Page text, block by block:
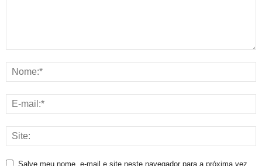
Salve meu nome, e-mail e site neste navegador para a próxima vez